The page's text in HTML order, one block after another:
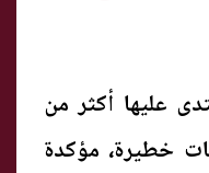
عليها أكثر من
خطيرة، مؤكدة